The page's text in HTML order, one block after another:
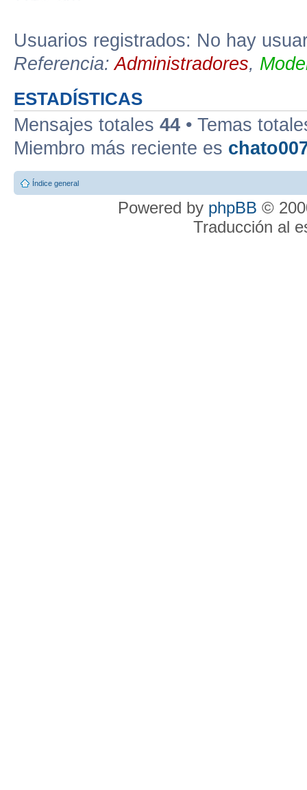
Usuarios registrados: No hay
Referencia:Administradores,
ESTADÍSTICAS
Mensajes totales 44 • Temas
Miembro más reciente es
Índice general
Powered by phpBB ©
Traducción al